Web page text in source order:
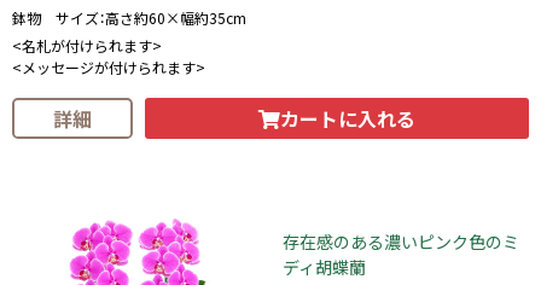
鉢物 サイズ：高さ約60×幅約35cm
<名札が付けられます>
<メッセージが付けられます>
詳細 カートに入れる
存在感のある濃いピンク色のミ
ディ胡蝶蘭